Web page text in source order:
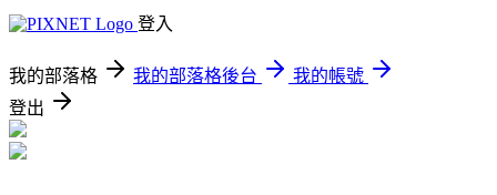
登入
我的部落格 我的部落格後台
我的帳號
登出